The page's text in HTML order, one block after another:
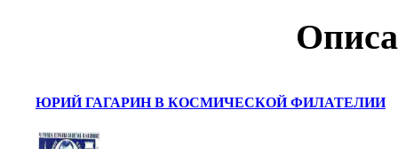
ЮРИЙ ГАГАРИН В КОСМИЧЕСКОЙ ФИЛАТЕЛИИ